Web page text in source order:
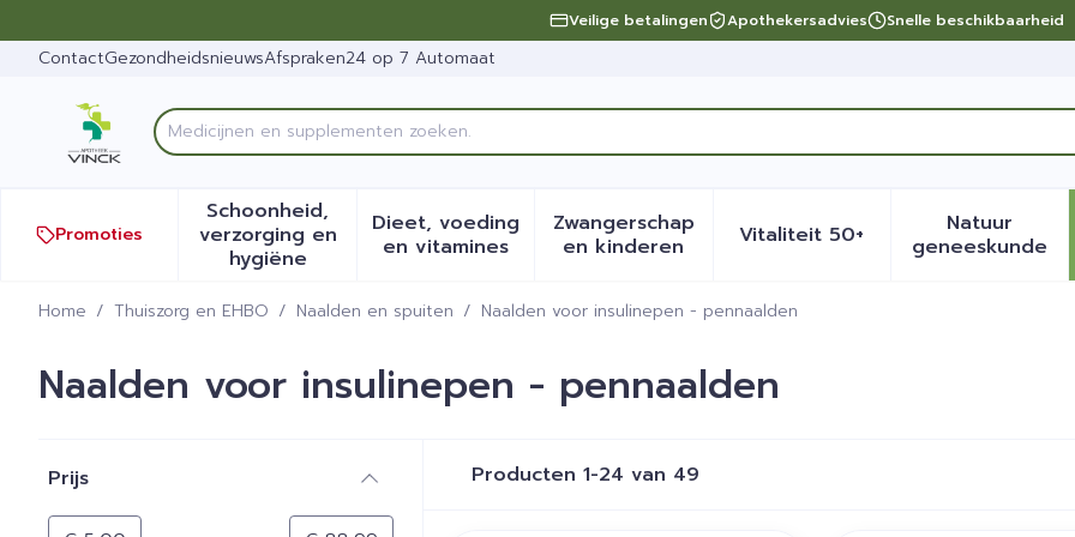
Veilige betalingen Apothekersadvies Snelle beschikbaarheid
ContactGezondheidsnieuwsAfspraken24 op 7 Automaat
Product, merk, categorie...
Promoties
Schoonheid,
verzorging en
hygiëneToon submenu voor Schoonheid, verzorging en hygiëne categorie
Dieet, voeding
en vitamines
Toon submenu voor Dieet, voeding en vitamines categorie
Zwangerschap
en kinderenToon submenu voor Zwangerschap en
Vitaliteit 50+Toon submenu voor
Natuur
geneeskunde
Toon
Home / Thuiszorg en EHBO / Naalden en spuiten / Naalden voor insulinepen - pennaalden
Naalden voor insulinepen - pennaalden
Prijs
Producten 1-24 van 49